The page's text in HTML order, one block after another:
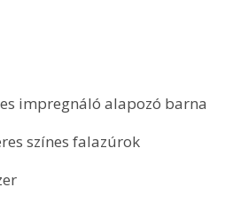
impregnáló alapozó barna
színes falazúrok